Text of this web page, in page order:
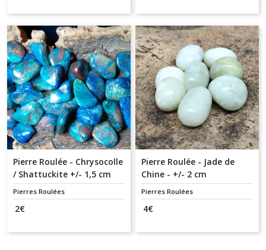
Pierre Roulée - Chrysocolle
/ Shattuckite +/- 1,5 cm
Pierres Roulées
2€
Pierre Roulée - Jade de
Chine - +/- 2 cm
Pierres Roulées
4€